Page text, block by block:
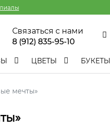
Связаться с нами
8 (912) 835-95-10
ЦВЕТЫ БУКЕТЫ
мечты»